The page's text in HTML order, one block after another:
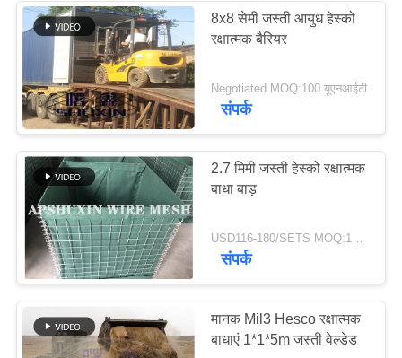
समाचार
उद्धरण
मांगें
साइटमैप
गोपनीयता
नीति
8x8 सेमी जस्ती आयुध हेस्को
रक्षात्मक बैरियर
Negotiated MOQ:100 यूएनआईटी
संपर्क
2.7 मिमी जस्ती हेस्को रक्षात्मक
बाधा बाड़
USD116-180/SETS MOQ:10000 सेट / सेट प्रति सप्ताह
संपर्क
मानक Mil3 Hesco रक्षात्मक
बाधाएं 1*1*5m जस्ती वेल्डेड